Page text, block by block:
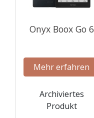
Onyx Boox Go 6
Mehr erfahren
Archiviertes
Produkt